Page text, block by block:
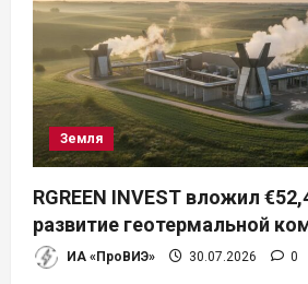
Земля
RGREEN INVEST вложил
развитие геотермальной
ИА «ПроВИЭ» 30.07.2026 0